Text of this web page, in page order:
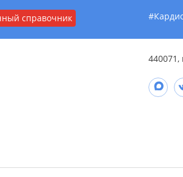
справочник
440071,